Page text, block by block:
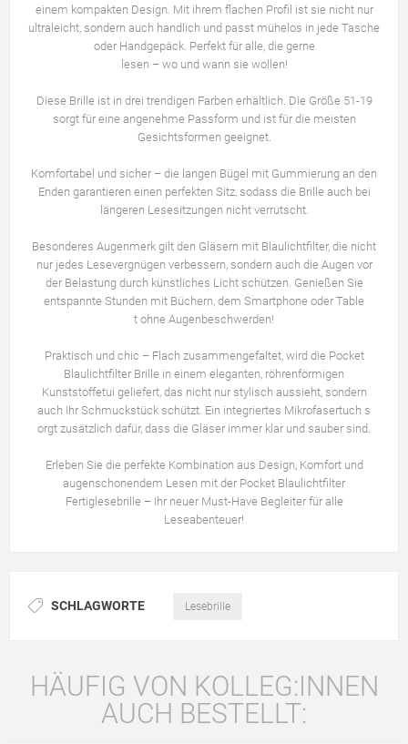
einem kompakten Design. Mit ihrem flachen Profil ist sie nicht nur
ultraleicht, sondern auch handlich und passt mühelos in jede Tasche
oder Handgepäck. Perfekt für alle, die gerne
lesen – wo und wann sie wollen!
Diese Brille ist in drei trendigen Farben erhältlich. Die Größe 51-19
sorgt für eine angenehme Passform und ist für die meisten
Gesichtsformen geeignet.
Komfortabel und sicher – die langen Bügel mit Gummierung an den
Enden garantieren einen perfekten Sitz, sodass die Brille auch bei
längeren Lesesitzungen nicht verrutscht.
Besonderes Augenmerk gilt den Gläsern mit Blaulichtfilter, die nicht
nur jedes Lesevergnügen verbessern, sondern auch die Augen vor
der Belastung durch künstliches Licht schützen. Genießen Sie
entspannte Stunden mit Büchern, dem Smartphone oder Table
t ohne Augenbeschwerden!
Praktisch und chic – Flach zusammengefaltet, wird die Pocket
Blaulichtfilter Brille in einem eleganten, röhrenförmigen
Kunststoffetui geliefert, das nicht nur stylisch aussieht, sondern
auch Ihr Schmuckstück schützt. Ein integriertes Mikrofasertuch s
orgt zusätzlich dafür, dass die Gläser immer klar und sauber sind.
Erleben Sie die perfekte Kombination aus Design, Komfort und
augenschonendem Lesen mit der Pocket Blaulichtfilter
Fertiglesebrille – Ihr neuer Must-Have Begleiter für alle
Leseabenteuer!
SCHLAGWORTE Lesebrille
HÄUFIG VON KOLLEG:INNEN
AUCH BESTELLT: